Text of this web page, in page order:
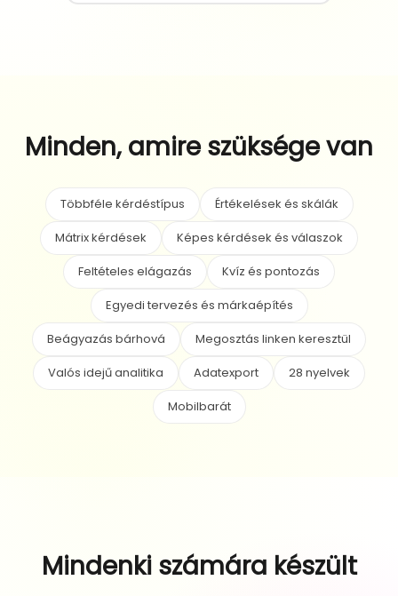
Minden, amire szüksége van
Többféle kérdéstípus
Értékelések és skálák
Mátrix kérdések
Képes kérdések és válaszok
Feltételes elágazás
Kvíz és pontozás
Egyedi tervezés és márkaépítés
Beágyazás bárhová
Megosztás linken keresztül
Valós idejű analitika
Adatexport
28 nyelvek
Mobilbarát
Mindenki számára készült